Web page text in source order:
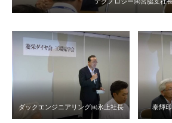
ダックエンジニアリング㈱氷上社長 泰輝